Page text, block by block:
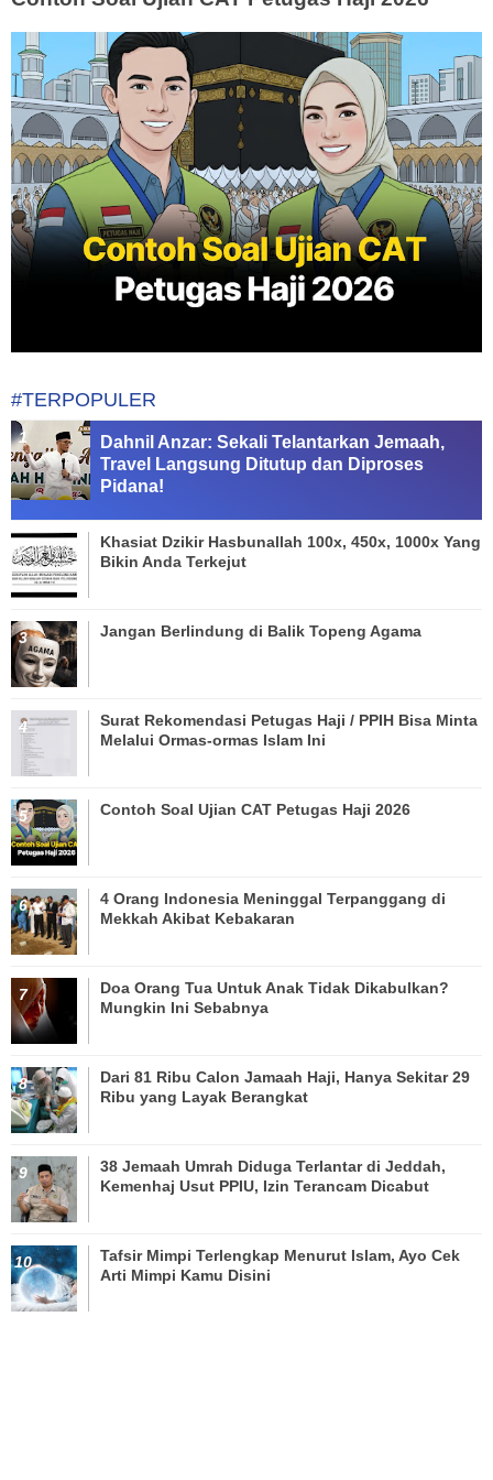
#TERPOPULER
Dahnil Anzar: Sekali Telantarkan Jemaah,
Travel Langsung Ditutup dan Diproses
Pidana!
Khasiat Dzikir Hasbunallah 100x, 450x, 1000x Yang
Bikin Anda Terkejut
Jangan Berlindung di Balik Topeng Agama
Surat Rekomendasi Petugas Haji / PPIH Bisa Minta
Melalui Ormas-ormas Islam Ini
Contoh Soal Ujian CAT Petugas Haji 2026
4 Orang Indonesia Meninggal Terpanggang di
Mekkah Akibat Kebakaran
Doa Orang Tua Untuk Anak Tidak Dikabulkan?
Mungkin Ini Sebabnya
Dari 81 Ribu Calon Jamaah Haji, Hanya Sekitar 29
Ribu yang Layak Berangkat
38 Jemaah Umrah Diduga Terlantar di Jeddah,
Kemenhaj Usut PPIU, Izin Terancam Dicabut
Tafsir Mimpi Terlengkap Menurut Islam, Ayo Cek
Arti Mimpi Kamu Disini